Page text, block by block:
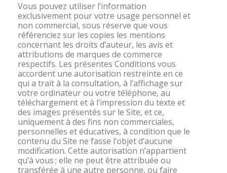
Vous pouvez utiliser l’information
exclusivement pour votre usage personnel et
non commercial, sous réserve que vous
référenciez sur les copies les mentions
concernant les droits d’auteur, les avis et
attributions de marques de commerce
respectifs. Les présentes Conditions vous
accordent une autorisation restreinte en ce
qui a trait à la consultation, à l’affichage sur
votre ordinateur ou votre téléphone, au
téléchargement et à l’impression du texte et
des images présentés sur le Site, et ce,
uniquement à des fins non commerciales,
personnelles et éducatives, à condition que le
contenu du Site ne fasse l’objet d’aucune
modification. Cette autorisation n’appartient
qu’à vous ; elle ne peut être attribuée ou
transférée à une autre personne, ou faire